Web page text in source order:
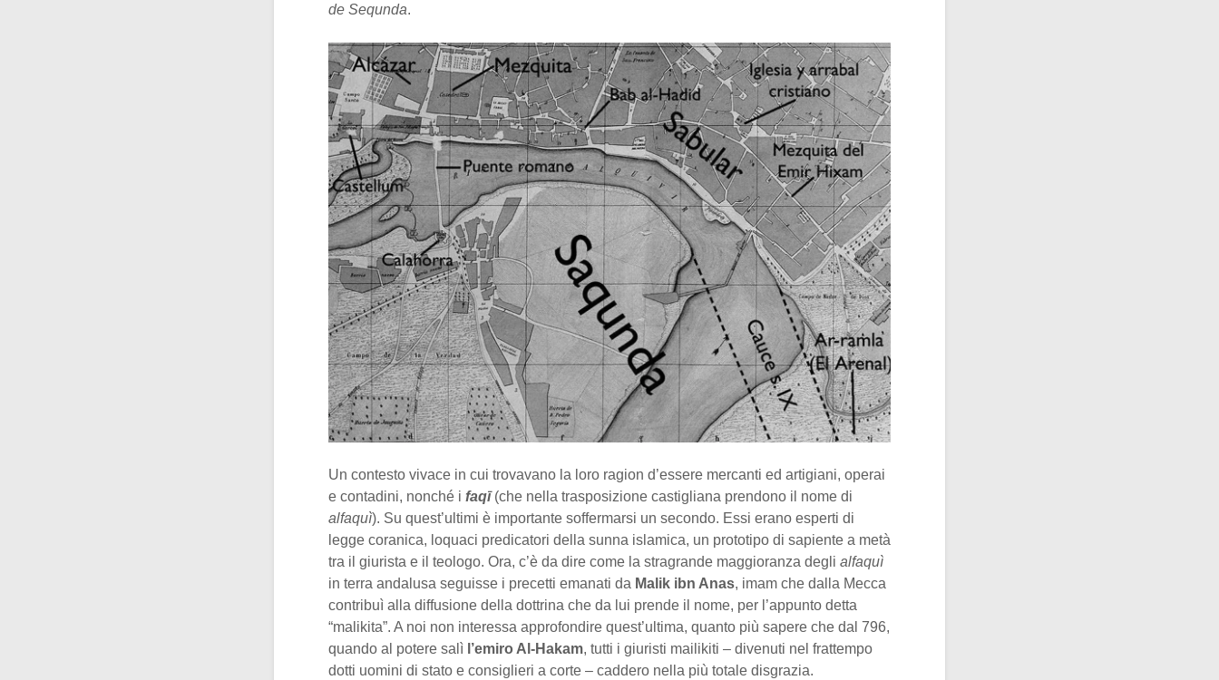
de Sequnda.
Un contesto vivace in cui trovavano la loro ragion d’essere mercanti ed artigiani, operai
e contadini, nonché i faqī (che nella trasposizione castigliana prendono il nome di
alfaquì). Su quest’ultimi è importante soffermarsi un secondo. Essi erano esperti di
legge coranica, loquaci predicatori della sunna islamica, un prototipo di sapiente a metà
tra il giurista e il teologo. Ora, c’è da dire come la stragrande maggioranza degli alfaquì
in terra andalusa seguisse i precetti emanati da Malik ibn Anas, imam che dalla Mecca
contribuì alla diffusione della dottrina che da lui prende il nome, per l’appunto detta
“malikita”. A noi non interessa approfondire quest’ultima, quanto più sapere che dal 796,
quando al potere salì l’emiro Al-Hakam, tutti i giuristi mailikiti – divenuti nel frattempo
dotti uomini di stato e consiglieri a corte – caddero nella più totale disgrazia.